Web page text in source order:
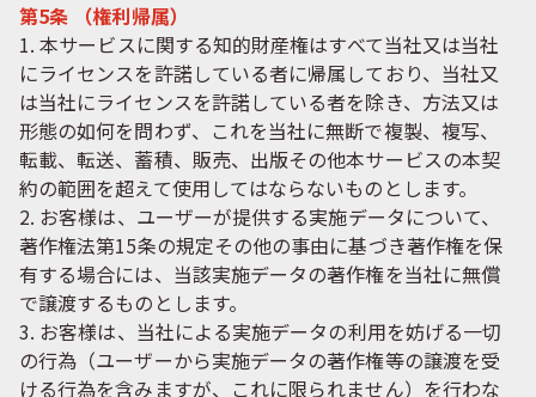
第5条 （権利帰属）
1. 本サービスに関する知的財産権はすべて当社又は当社
にライセンスを許諾している者に帰属しており、当社又
は当社にライセンスを許諾している者を除き、方法又は
形態の如何を問わず、これを当社に無断で複製、複写、
転載、転送、蓄積、販売、出版その他本サービスの本契
約の範囲を超えて使用してはならないものとします。
2. お客様は、ユーザーが提供する実施データについて、
著作権法第15条の規定その他の事由に基づき著作権を保
有する場合には、当該実施データの著作権を当社に無償
で譲渡するものとします。
3. お客様は、当社による実施データの利用を妨げる一切
の行為（ユーザーから実施データの著作権等の譲渡を受
ける行為を含みますが、これに限られません）を行わな